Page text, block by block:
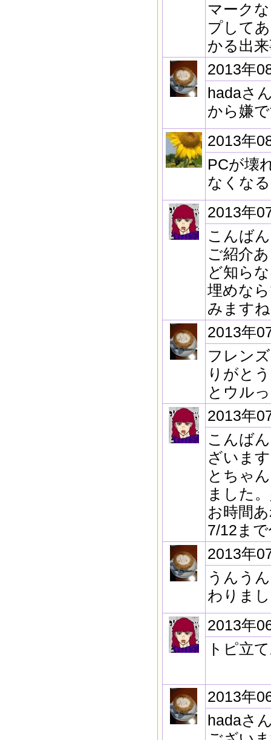
マーク
プして
かる出
2013年
hadaさ
から嫌
2013年
PCが壊
なくな
2013年
こんば
ご紹介
ど知ら
埋めな
みます
2013年
フレン
りがと
とウル
2013年
こんば
ざいま
とちゃ
ました
お時間
7/12ま
2013年
うんう
わりま
2013年
トピ立
2013年
hadaさ